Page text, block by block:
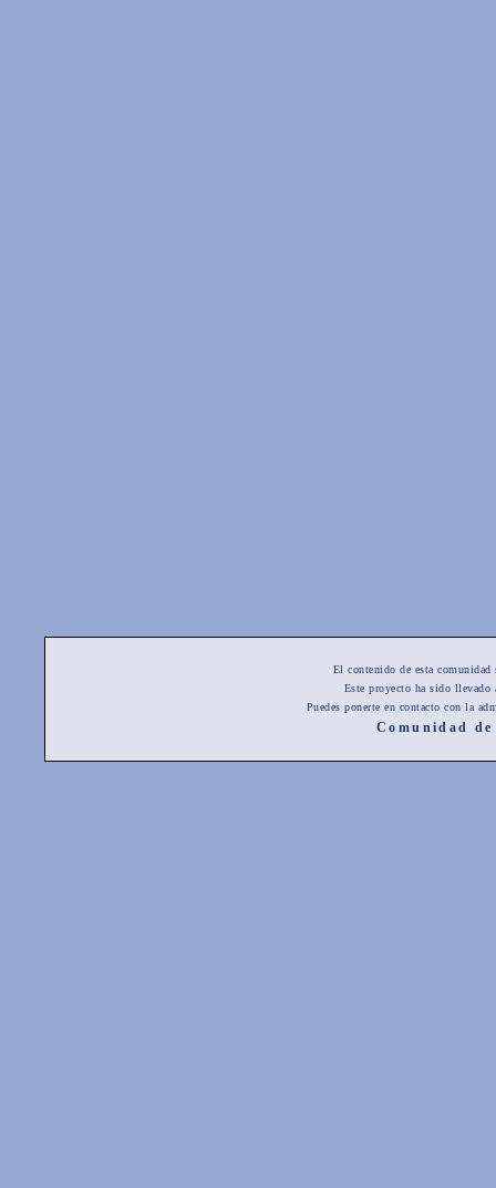
El contenido de esta
Este proyecto ha sido
Puedes ponerte en contacto con la
Comunidad